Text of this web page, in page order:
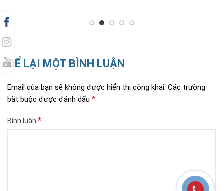
ĐỂ LẠI MỘT BÌNH LUẬN
Email của bạn sẽ không được hiển thị công khai. Các trường
bắt buộc được đánh dấu *
Bình luận *